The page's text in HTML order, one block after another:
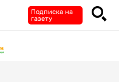
Подписка на
газету